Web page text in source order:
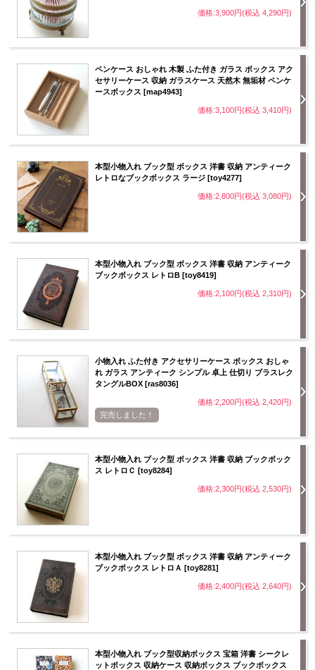
価格:3,900円(税込 4,290円)
ペンケース おしゃれ 木製 ふた付き ガラス ボックス アク
セサリーケース 収納 ガラスケース 天然木 無垢材 ペンケ
ースボックス [map4943]
価格:3,100円(税込 3,410円)
本型小物入れ ブック型 ボックス 洋書 収納 アンティーク
レトロなブックボックス ラージ [toy4277]
価格:2,800円(税込 3,080円)
本型小物入れ ブック型 ボックス 洋書 収納 アンティーク
ブックボックス レトロB [toy8419]
価格:2,100円(税込 2,310円)
小物入れ ふた付き アクセサリーケース ボックス おしゃ
れ ガラス アンティーク シンプル 卓上 仕切り ブラスレク
タングルBOX [ras8036]
価格:2,200円(税込 2,420円)
完売しました！
本型小物入れ ブック型 ボックス 洋書 収納 ブックボック
ス レトロＣ [toy8284]
価格:2,300円(税込 2,530円)
本型小物入れ ブック型 ボックス 洋書 収納 アンティーク
ブックボックス レトロＡ [toy8281]
価格:2,400円(税込 2,640円)
本型小物入れ ブック型収納ボックス 宝箱 洋書 シークレ
ットボックス 収納ケース 収納ボックス ブックボックス